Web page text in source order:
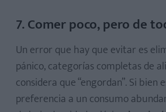
7. Comer poco, pero de
Un error que hay que evitar es
pánico, categorías completas de
considera que “engordan”. Si bien
preferencia a un consumo